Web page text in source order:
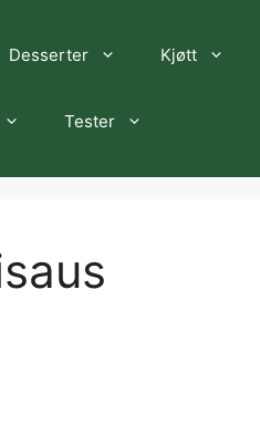
Desserter Kjøtt
Tester